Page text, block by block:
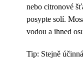
nebo citronové
posypte solí.
vodou a ihned
Tip: Stejně